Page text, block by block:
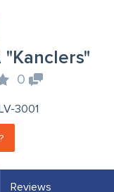
"Kanclers"
0
3001
Reviews